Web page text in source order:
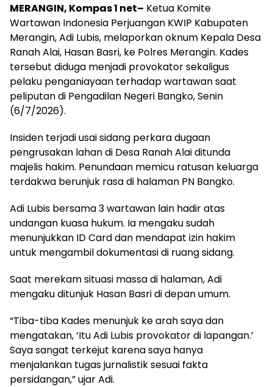
MERANGIN, Kompas 1 net– Ketua Komite
Wartawan Indonesia Perjuangan KWIP Kabupaten
Merangin, Adi Lubis, melaporkan oknum Kepala Desa
Ranah Alai, Hasan Basri, ke Polres Merangin. Kades
tersebut diduga menjadi provokator sekaligus
pelaku penganiayaan terhadap wartawan saat
peliputan di Pengadilan Negeri Bangko, Senin
(6/7/2026).
Insiden terjadi usai sidang perkara dugaan
pengrusakan lahan di Desa Ranah Alai ditunda
majelis hakim. Penundaan memicu ratusan keluarga
terdakwa berunjuk rasa di halaman PN Bangko.
Adi Lubis bersama 3 wartawan lain hadir atas
undangan kuasa hukum. Ia mengaku sudah
menunjukkan ID Card dan mendapat izin hakim
untuk mengambil dokumentasi di ruang sidang.
Saat merekam situasi massa di halaman, Adi
mengaku ditunjuk Hasan Basri di depan umum.
“Tiba-tiba Kades menunjuk ke arah saya dan
mengatakan, ‘Itu Adi Lubis provokator di lapangan.’
Saya sangat terkejut karena saya hanya
menjalankan tugas jurnalistik sesuai fakta
persidangan,” ujar Adi.